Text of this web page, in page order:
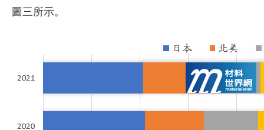
圖三所示。